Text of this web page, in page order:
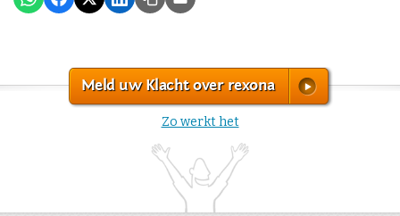
Meld uw Klacht over rexona
Zo werkt het